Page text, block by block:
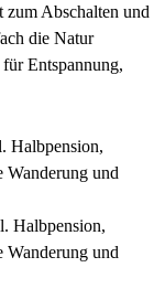
zum Abschalten und
die Natur
Entspannung,
Halbpension,
Wanderung und
Halbpension,
Wanderung und